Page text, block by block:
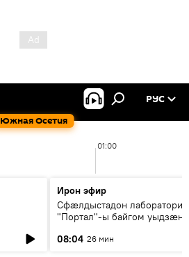
Южная Осетия
РУС
01:00
Ирон эфир
Сфæлдыстадон лаборатори
"Портал"-ы байгом уыдзæн
Æхсары куыстыты равдыст
08:04 26 мин